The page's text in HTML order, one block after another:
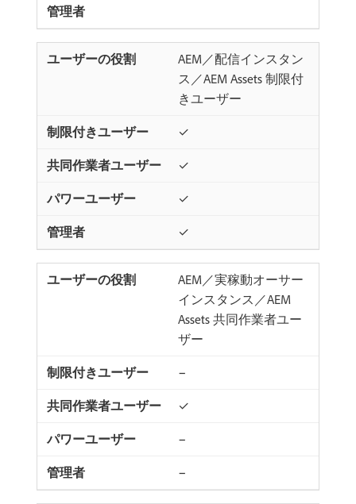
AEM／配信インスタン
ス／AEM Assets 制限付
きユーザー
✓
✓
✓
✓
AEM／実稼動オーサー
インスタンス／AEM
Assets 共同作業者ユー
ザー
−
✓
−
−